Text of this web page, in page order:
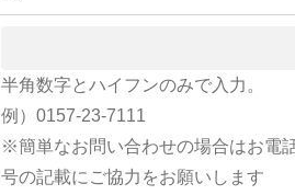
半角数字とハイフンのみで入力。
例）0157-23-7111
※簡単なお問い合わせの場合はお電
号の記載にご協力をお願いします